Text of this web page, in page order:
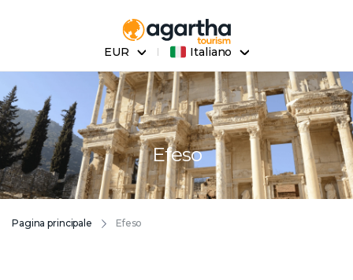
EUR Italiano
Efeso
Pagina principale Efeso